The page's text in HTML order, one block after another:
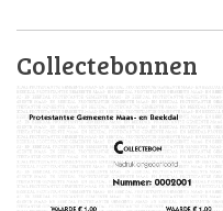
Collectebonnen